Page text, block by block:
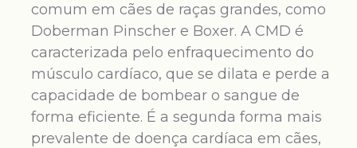
comum em cães de raças grandes, como
Doberman Pinscher e Boxer. A CMD é
caracterizada pelo enfraquecimento do
músculo cardíaco, que se dilata e perde a
capacidade de bombear o sangue de
forma eficiente. É a segunda forma mais
prevalente de doença cardíaca em cães,